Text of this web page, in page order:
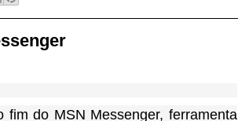
fim do MSN Messenger, ferramenta